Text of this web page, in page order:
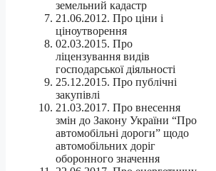
земельний кадастр
21.06.2012. Про ціни і
ціноутворення
02.03.2015. Про
ліцензування видів
господарської діяльності
25.12.2015. Про публічні
закупівлі
21.03.2017. Про внесення
змін до Закону України “Про
автомобільні дороги” щодо
автомобільних доріг
оборонного значення